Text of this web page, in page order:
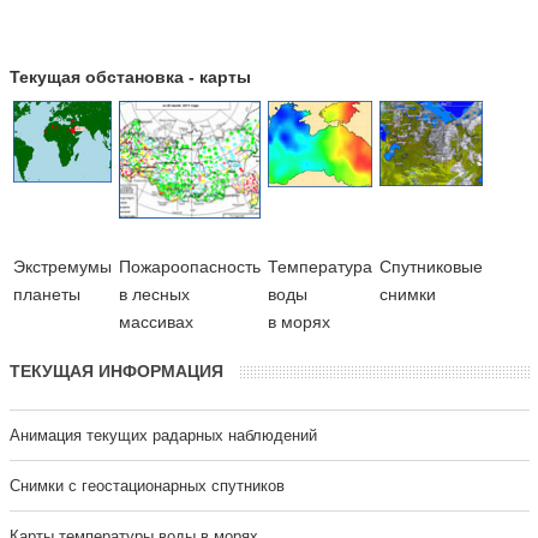
Текущая обстановка - карты
Экстремумы
планеты
Пожароопасность
в лесных
массивах
Температура
воды
в морях
Cпутниковые
снимки
ТЕКУЩАЯ ИНФОРМАЦИЯ
Анимация текущих радарных наблюдений
Cнимки с геостационарных спутников